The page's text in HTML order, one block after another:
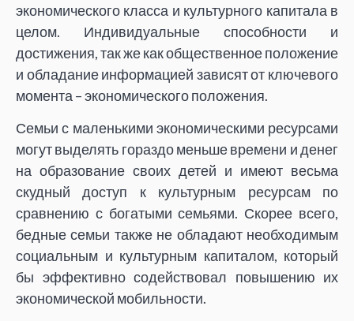
экономического класса и культурного капитала в
целом. Индивидуальные способности и
достижения, так же как общественное положение
и обладание информацией зависят от ключевого
момента – экономического положения.
Семьи с маленькими экономическими ресурсами
могут выделять гораздо меньше времени и денег
на образование своих детей и имеют весьма
скудный доступ к культурным ресурсам по
сравнению с богатыми семьями. Скорее всего,
бедные семьи также не обладают необходимым
социальным и культурным капиталом, который
бы эффективно содействовал повышению их
экономической мобильности.